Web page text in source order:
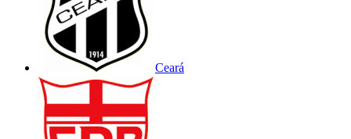
Ceará